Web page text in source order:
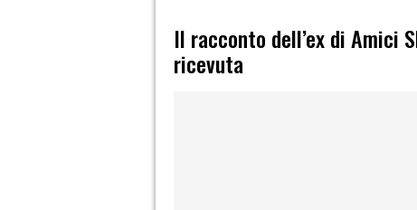
Il racconto dell’ex di Amici
ricevuta